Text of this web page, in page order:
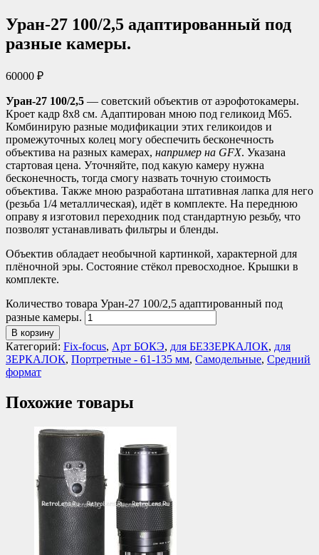
Уран-27 100/2,5 адаптированный под
разные камеры.
60000 ₽
Уран-27 100/2,5 — советский объектив от аэрофотокамеры.
Кроет кадр 8х8 см. Адаптирован мною под геликоид М65.
Комбинирую разные модификации этих геликоидов и
промежуточных колец могу обеспечить бесконечность
объектива на разных камерах, например на GFX. Указана
стартовая цена. Уточняйте, под какую камеру нужна
бесконечность, тогда смогу назвать точную стоимость
объектива. Также мною разработана штативная лапка для него
(резьба 1/4 металлическая), идёт в комплекте. На переднюю
оправу я изготовил переходник под стандартную резьбу, что
позволят устанавливать фильтры и бленды.
Объектив обладает необычной картинкой, характерной для
плёночной эры. Состояние стёкол превосходное. Крышки в
комплекте.
Количество товара Уран-27 100/2,5 адаптированный под
разные камеры.
В корзину
Категорий: Fix-focus, Арт БОКЭ, для БЕЗЗЕРКАЛОК, для
ЗЕРКАЛОК, Портретные - 61-135 мм, Самодельные, Средний
формат
Похожие товары